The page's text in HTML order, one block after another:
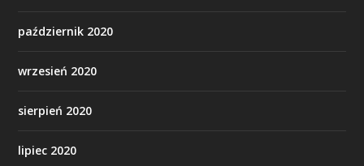
październik 2020
wrzesień 2020
sierpień 2020
lipiec 2020